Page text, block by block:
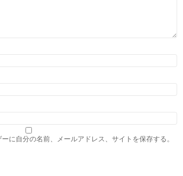
に自分の名前、メールアドレス、サイトを保存する。